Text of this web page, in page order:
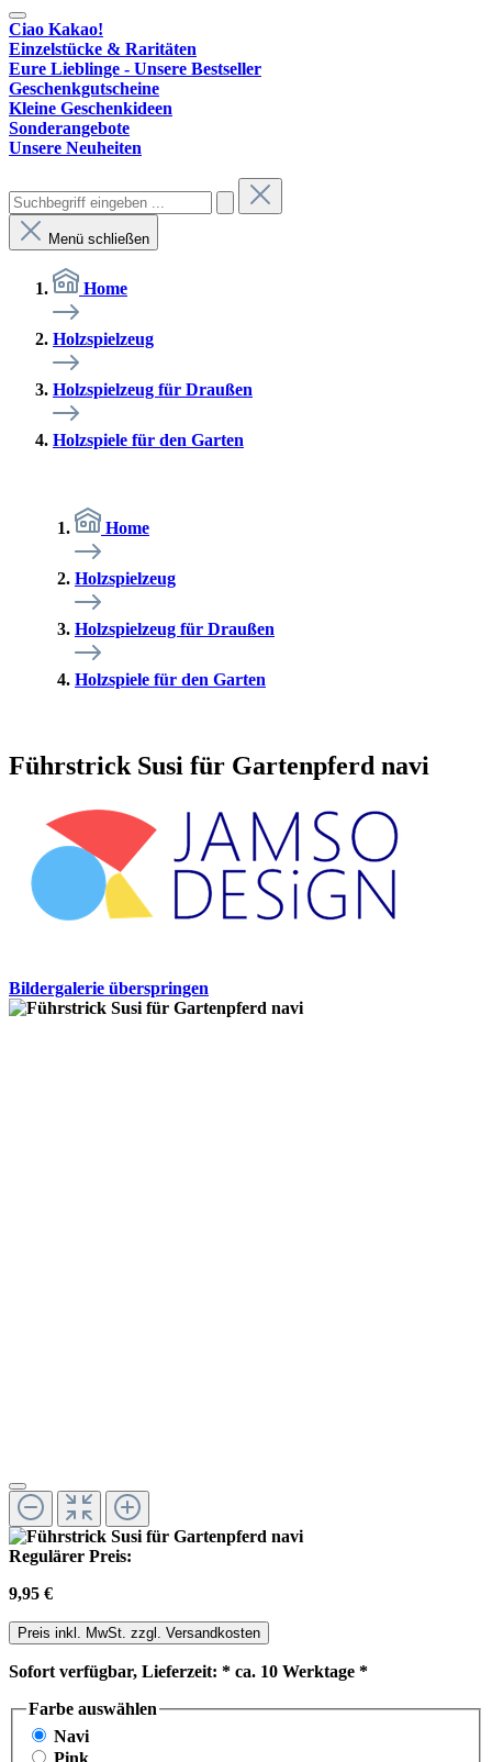
Ciao Kakao!
Einzelstücke & Raritäten
Eure Lieblinge - Unsere Bestseller
Geschenkgutscheine
Kleine Geschenkideen
Sonderangebote
Unsere Neuheiten
Menü schließen
Home
Holzspielzeug
Holzspielzeug für Draußen
Holzspiele für den Garten
Home
Holzspielzeug
Holzspielzeug für Draußen
Holzspiele für den Garten
Führstrick Susi für Gartenpferd navi
Bildergalerie überspringen
Regulärer Preis:
9,95 €
Preis inkl. MwSt. zzgl. Versandkosten
Sofort verfügbar, Lieferzeit: * ca. 10 Werktage *
Farbe auswählen
Navi